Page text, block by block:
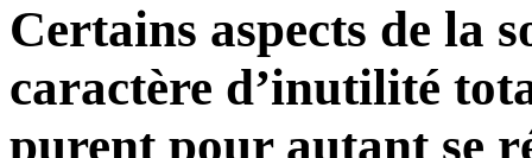
Certains aspects de la
caractère d’inutilité
purent pour autant se